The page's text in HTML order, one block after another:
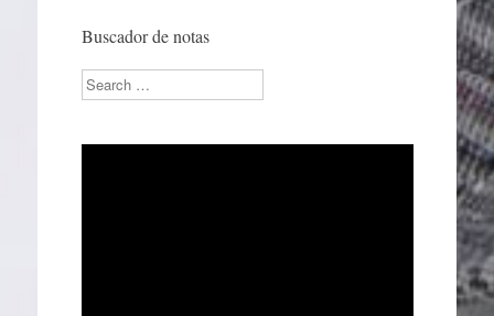
Buscador de notas
Search